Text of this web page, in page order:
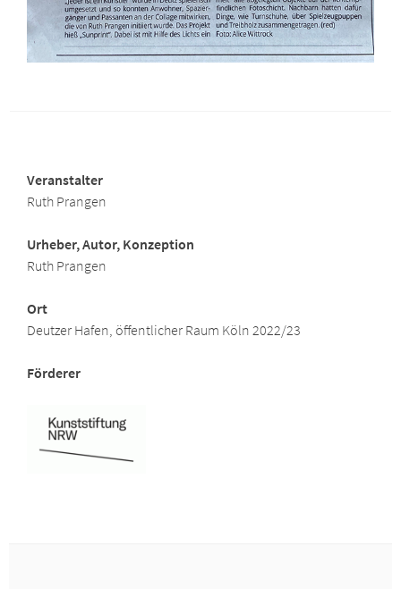
Veranstalter
Ruth Prangen
Urheber, Autor, Konzeption
Ruth Prangen
Ort
Deutzer Hafen, öffentlicher Raum Köln 2022/23
Förderer